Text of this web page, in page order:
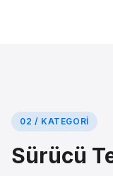
02 / KATEGORI
Sürücü